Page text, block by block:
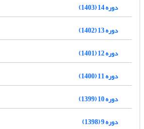
دوره 14 (1403)
دوره 13 (1402)
دوره 12 (1401)
دوره 11 (1400)
دوره 10 (1399)
دوره 9 (1398)